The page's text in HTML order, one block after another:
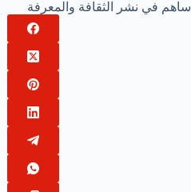
ساهم في نشر الثقافة والمعرفة